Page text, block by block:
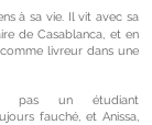
à sa vie. Il vit avec sa
de Casablanca, et en
livreur dans une
pas un étudiant
fauché, et Anissa,